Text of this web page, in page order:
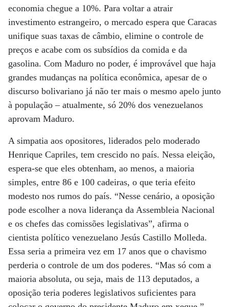
economia chegue a 10%. Para voltar a atrair
investimento estrangeiro, o mercado espera que Caracas
unifique suas taxas de câmbio, elimine o controle de
preços e acabe com os subsídios da comida e da
gasolina. Com Maduro no poder, é improvável que haja
grandes mudanças na política econômica, apesar de o
discurso bolivariano já não ter mais o mesmo apelo junto
à população – atualmente, só 20% dos venezuelanos
aprovam Maduro.
A simpatia aos opositores, liderados pelo moderado
Henrique Capriles, tem crescido no país. Nessa eleição,
espera-se que eles obtenham, ao menos, a maioria
simples, entre 86 e 100 cadeiras, o que teria efeito
modesto nos rumos do país. “Nesse cenário, a oposição
pode escolher a nova liderança da Assembleia Nacional
e os chefes das comissões legislativas”, afirma o
cientista político venezuelano Jesús Castillo Molleda.
Essa seria a primeira vez em 17 anos que o chavismo
perderia o controle de um dos poderes. “Mas só com a
maioria absoluta, ou seja, mais de 113 deputados, a
oposição teria poderes legislativos suficientes para